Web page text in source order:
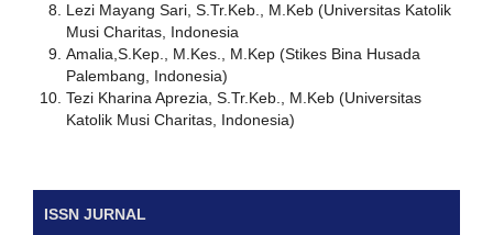
Lezi Mayang Sari, S.Tr.Keb., M.Keb (Universitas Katolik
Musi Charitas, Indonesia
Amalia,S.Kep., M.Kes., M.Kep (Stikes Bina Husada
Palembang, Indonesia)
Tezi Kharina Aprezia, S.Tr.Keb., M.Keb (Universitas
Katolik Musi Charitas, Indonesia)
ISSN JURNAL